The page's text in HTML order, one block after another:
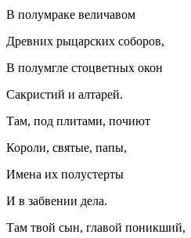
В полумраке величавом
Древних рыцарских соборов,
В полумгле стоцветных окон
Сакристий и алтарей.
Там, под плитами, почиют
Короли, святые, папы,
Имена их полустерты
И в забвении дела.
Там твой сын, главой поникший,